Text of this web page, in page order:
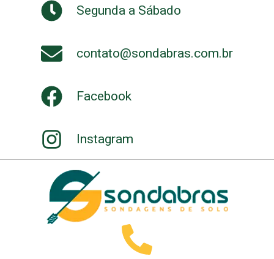
Segunda a Sábado
contato@sondabras.com.br
Facebook
Instagram